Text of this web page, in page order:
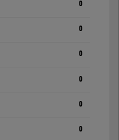
0
0
0
0
0
0